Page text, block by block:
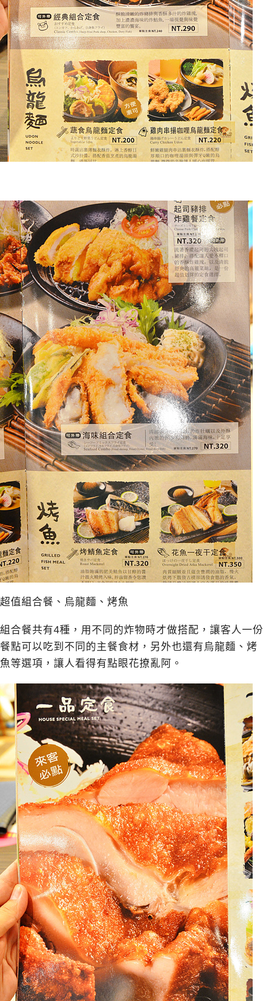
超值組合餐、烏龍麵、烤魚
組合餐共有4種，用不同的炸物時才做搭配，讓客人一份
餐點可以吃到不同的主餐食材，另外也還有烏龍麵、烤
魚等選項，讓人看得有點眼花撩亂阿。